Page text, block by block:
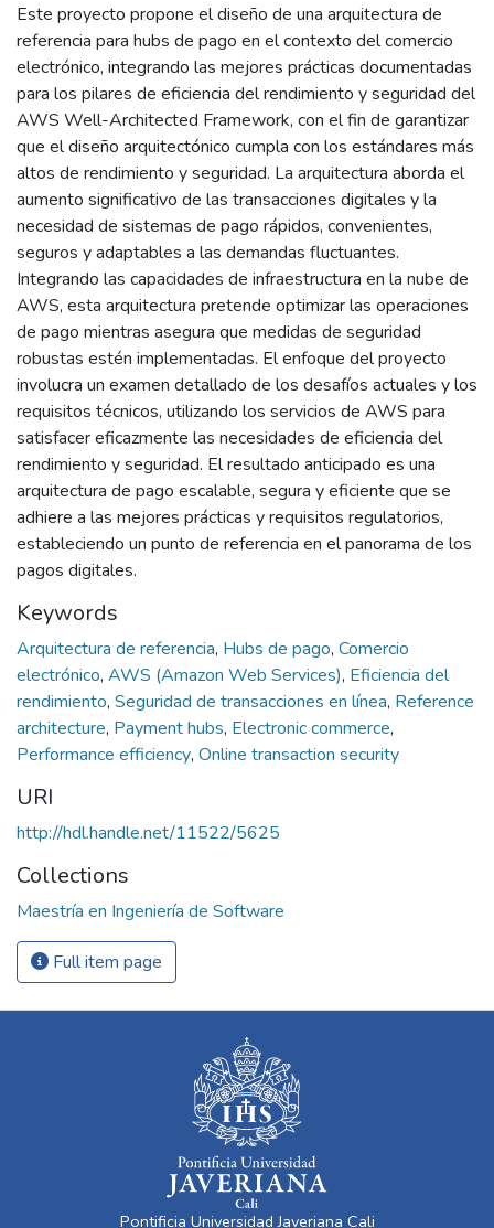
Este proyecto propone el diseño de una arquitectura de
referencia para hubs de pago en el contexto del comercio
electrónico, integrando las mejores prácticas documentadas
para los pilares de eficiencia del rendimiento y seguridad del
AWS Well-Architected Framework, con el fin de garantizar
que el diseño arquitectónico cumpla con los estándares más
altos de rendimiento y seguridad. La arquitectura aborda el
aumento significativo de las transacciones digitales y la
necesidad de sistemas de pago rápidos, convenientes,
seguros y adaptables a las demandas fluctuantes.
Integrando las capacidades de infraestructura en la nube de
AWS, esta arquitectura pretende optimizar las operaciones
de pago mientras asegura que medidas de seguridad
robustas estén implementadas. El enfoque del proyecto
involucra un examen detallado de los desafíos actuales y los
requisitos técnicos, utilizando los servicios de AWS para
satisfacer eficazmente las necesidades de eficiencia del
rendimiento y seguridad. El resultado anticipado es una
arquitectura de pago escalable, segura y eficiente que se
adhiere a las mejores prácticas y requisitos regulatorios,
estableciendo un punto de referencia en el panorama de los
pagos digitales.
Keywords
Arquitectura de referencia, Hubs de pago, Comercio
electrónico, AWS (Amazon Web Services), Eficiencia del
rendimiento, Seguridad de transacciones en línea, Reference
architecture, Payment hubs, Electronic commerce,
Performance efficiency, Online transaction security
URI
http://hdl.handle.net/11522/5625
Collections
Maestría en Ingeniería de Software
Full item page
Pontificia Universidad Javeriana Cali